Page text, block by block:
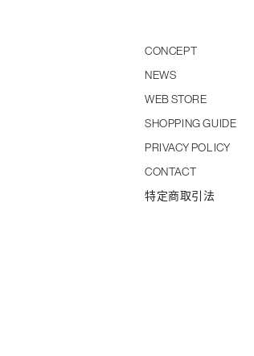
CONCEPT
NEWS
WEB STORE
SHOPPING GUIDE
PRIVACY POLICY
CONTACT
特定商取引法